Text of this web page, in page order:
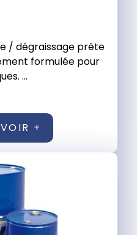
/ dégraissage prête
formulée pour
...
+